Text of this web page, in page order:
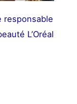
responsable
L’Oréal